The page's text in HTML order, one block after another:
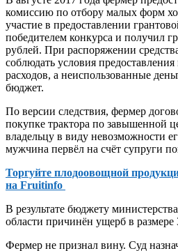
комиссию по отбору малых форм
участие в предоставлении
победителем конкурса и получил
рублей. При распоряжении
соблюдать условия
расходов, а неиспользованные
бюджет.
По версии следствия, фермер
покупке трактора по завышенной
владельцу в виду невозможности
мужчина первёл на счёт супруги
Торгуйте плодоовощной
на Fruitinfo
В результате бюджету
области причинён ущерб в размере
Фермер не признал вину. Суд